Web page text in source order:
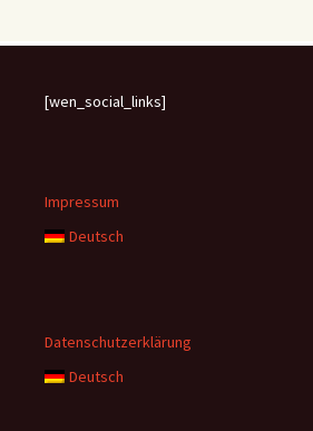
[wen_social_links]
Impressum
Deutsch
Datenschutzerklärung
Deutsch